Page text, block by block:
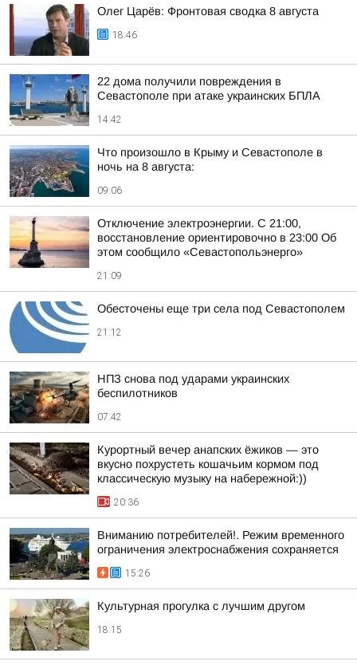
Олег Царёв: Фронтовая сводка 8 августа
18:46
22 дома получили повреждения в
Севастополе при атаке украинских БПЛА
14:42
Что произошло в Крыму и Севастополе в
ночь на 8 августа:
09:06
Отключение электроэнергии. С 21:00,
восстановление ориентировочно в 23:00 Об
этом сообщило «Севастопольэнерго»
21:09
Обесточены еще три села под Севастополем
21:12
НПЗ снова под ударами украинских
беспилотников
07:42
Курортный вечер анапских ёжиков — это
вкусно похрустеть кошачьим кормом под
классическую музыку на набережной:))
20:36
Вниманию потребителей!. Режим временного
ограничения электроснабжения сохраняется
15:26
Культурная прогулка с лучшим другом
18:15